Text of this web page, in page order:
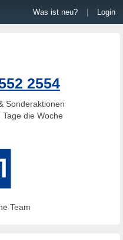
Was ist neu? Login
2554
Sonderaktionen
die Woche
Team